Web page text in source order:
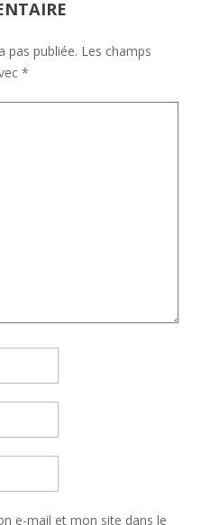
pas publiée. Les champs
*
e-mail et mon site dans le